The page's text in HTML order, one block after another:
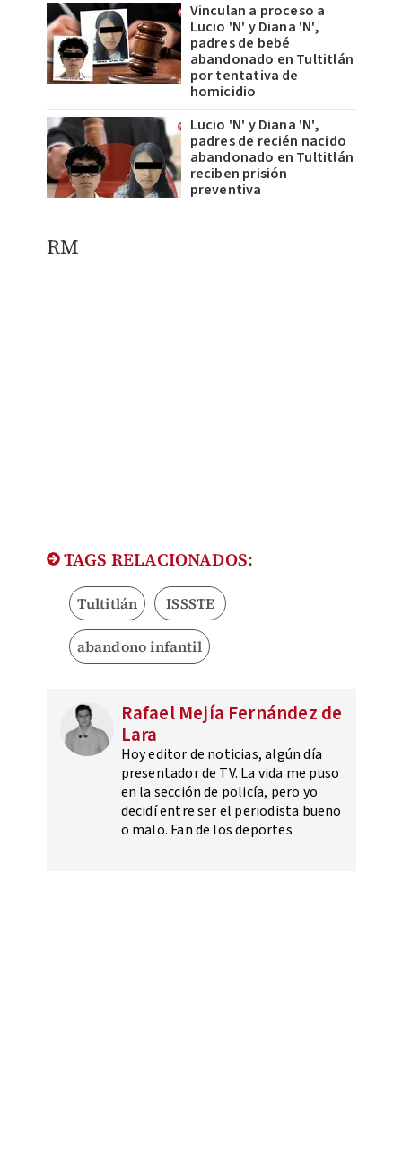
Vinculan a proceso a
Lucio 'N' y Diana 'N',
padres de bebé
abandonado en Tultitlán
por tentativa de
homicidio
Lucio 'N' y Diana 'N',
padres de recién nacido
abandonado en Tultitlán
reciben prisión
preventiva
RM
TAGS RELACIONADOS:
Tultitlán ISSSTE
abandono infantil
Rafael Mejía Fernández de
Lara
Hoy editor de noticias, algún día
presentador de TV. La vida me puso
en la sección de policía, pero yo
decidí entre ser el periodista bueno
o malo. Fan de los deportes